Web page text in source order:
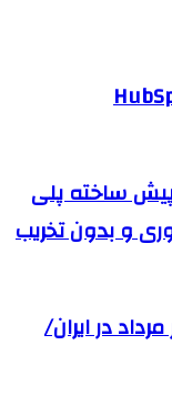
پیش ساخته پلی
و بدون تخریب
در ایران/